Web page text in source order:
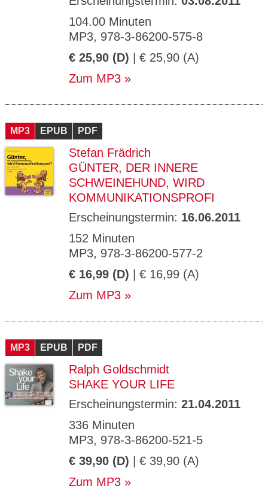
104.00 Minuten
MP3, 978-3-86200-575-8
€ 25,90 (D) | € 25,90 (A)
Zum MP3
MP3 EPUB PDF
Stefan Frädrich
GÜNTER, DER INNERE
SCHWEINEHUND, WIRD
KOMMUNIKATIONSPROFI
Erscheinungstermin: 16.06.2011
152 Minuten
MP3, 978-3-86200-577-2
€ 16,99 (D) | € 16,99 (A)
Zum MP3
MP3 EPUB PDF
Ralph Goldschmidt
SHAKE YOUR LIFE
Erscheinungstermin: 21.04.2011
336 Minuten
MP3, 978-3-86200-521-5
€ 39,90 (D) | € 39,90 (A)
Zum MP3